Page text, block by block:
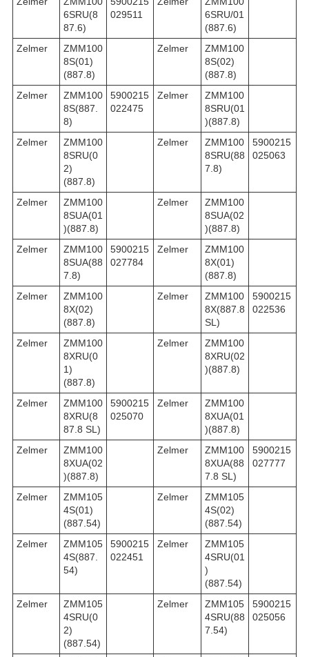
6SRU(8
87.6)
029511
6SRU/01
(887.6)
Zelmer
ZMM100
8S(01)
(887.8)
Zelmer
ZMM100
8S(02)
(887.8)
Zelmer
ZMM100
8S(887.
8)
5900215
022475
Zelmer
ZMM100
8SRU(01
)(887.8)
Zelmer
ZMM100
8SRU(0
2)
(887.8)
Zelmer
ZMM100
8SRU(88
7.8)
5900215
025063
Zelmer
ZMM100
8SUA(01
)(887.8)
Zelmer
ZMM100
8SUA(02
)(887.8)
Zelmer
ZMM100
8SUA(88
7.8)
5900215
027784
Zelmer
ZMM100
8X(01)
(887.8)
Zelmer
ZMM100
8X(02)
(887.8)
Zelmer
ZMM100
8X(887.8
SL)
5900215
022536
Zelmer
ZMM100
8XRU(0
1)
(887.8)
Zelmer
ZMM100
8XRU(02
)(887.8)
Zelmer
ZMM100
8XRU(8
87.8 SL)
5900215
025070
Zelmer
ZMM100
8XUA(01
)(887.8)
Zelmer
ZMM100
8XUA(02
)(887.8)
Zelmer
ZMM100
8XUA(88
7.8 SL)
5900215
027777
Zelmer
ZMM105
4S(01)
(887.54)
Zelmer
ZMM105
4S(02)
(887.54)
Zelmer
ZMM105
4S(887.
54)
5900215
022451
Zelmer
ZMM105
4SRU(01
)
(887.54)
Zelmer
ZMM105
4SRU(0
2)
(887.54)
Zelmer
ZMM105
4SRU(88
7.54)
5900215
025056